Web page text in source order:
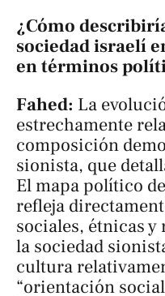
¿Cómo
sociedad israelí
en términos
Fahed: La
estrechamente
composición
sionista, que
El mapa político
refleja
sociales, étnicas
la sociedad
cultura
“orientación